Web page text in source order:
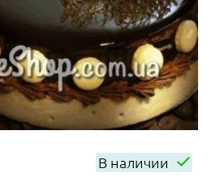
В наличии